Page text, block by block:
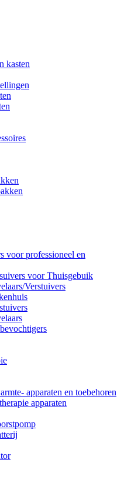
kasten
voor professioneel en
voor Thuisgebuik
Verstuivers
apparaten en toebehoren
apparaten